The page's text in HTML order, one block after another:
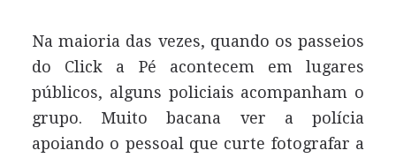
Na maioria das vezes, quando os passeios
do Click a Pé acontecem em lugares
públicos, alguns policiais acompanham o
grupo. Muito bacana ver a polícia
apoiando o pessoal que curte fotografar a